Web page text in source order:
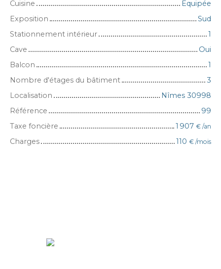
Cuisine
Equipée
Exposition
Sud
Stationnement intérieur
1
Cave
Oui
Balcon
1
Nombre d'étages du bâtiment
3
Localisation
Nîmes 30998
Référence
99
Taxe foncière
1 907 € /an
Charges 110 € /mois